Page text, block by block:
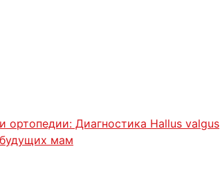
Диагностика Hallus valgus
мам